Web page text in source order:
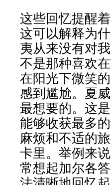
这些回忆提醒
这可以解释为
夷从来没有对
不是那种喜欢
在阳光下微笑
感到尴尬。夏
最想要的。这
能够收获最多
麻烦和不适的
卡里。举例来
常想起加尔各